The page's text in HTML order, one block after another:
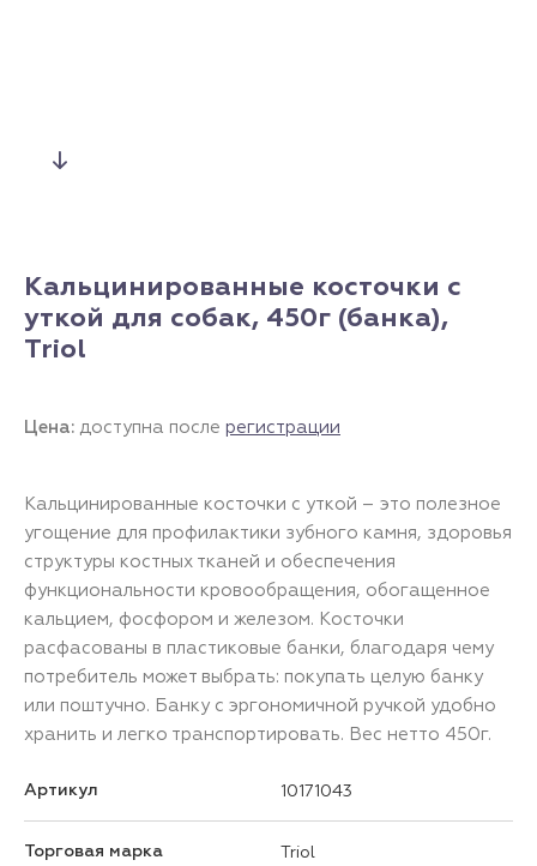
Кальцинированные косточки с
уткой для собак, 450г (банка),
Triol
Цена: доступна после регистрации
Кальцинированные косточки с уткой – это полезное
угощение для профилактики зубного камня, здоровья
структуры костных тканей и обеспечения
функциональности кровообращения, обогащенное
кальцием, фосфором и железом. Косточки
расфасованы в пластиковые банки, благодаря чему
потребитель может выбрать: покупать целую банку
или поштучно. Банку с эргономичной ручкой удобно
хранить и легко транспортировать. Вес нетто 450г.
Артикул 10171043
Торговая марка Triol